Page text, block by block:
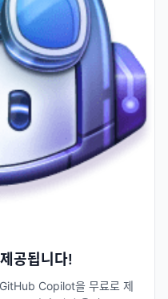
동으로 return a + b 부분
작업부터 복잡한 알고리즘
공합니다. 개발자에게 좋은
창의적인 부분에 집중할 수
서 새로운 기술을 배울 수 있
게 코드를 작성할 수 있습니
발자 커뮤니티에 큰 변화를
창의적인 작업에 집중하며,
공됩니다!
Copilot을 무료로 제